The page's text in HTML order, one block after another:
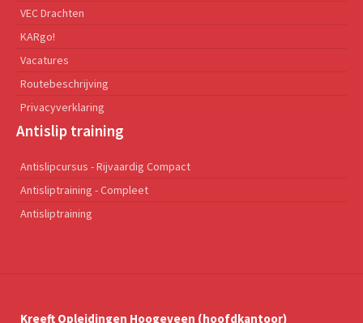
VEC Drachten
KARgo!
Vacatures
Routebeschrijving
Privacyverklaring
Antislip training
Antislipcursus - Rijvaardig Compact
Antisliptraining - Compleet
Antisliptraining
Kreeft Opleidingen Hoogeveen (hoofdkantoor)